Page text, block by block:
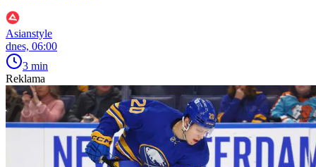
Asianstyle
dnes, 06:00
3 min
Reklama